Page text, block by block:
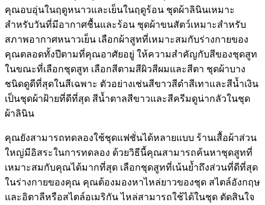
คุณอบอุ่นในฤดูหนาวและเย็นในฤดูร้อน ชุดผ้าลินินเหมาะ
สำหรับวันที่มีอากาศชื้นและร้อน ชุดผ้าขนสัตว์เหมาะสำหรับ
สภาพอากาศหนาวเย็น เลือกผ้าสูทที่เหมาะสมกับร่างกายของ
คุณตลอดทั้งปีตามที่คุณอาศัยอยู่ ให้ความสำคัญกับสีของชุดสูท
ในขณะที่เลือกชุดสูท เลือกสีตามสีผิวสีผมและสีตา ชุดผ้าบาง
ชนิดดูดีที่สุดในสีเฉพาะ ตัวอย่างเช่นสีขาวสีดำสีเทาและสีน้ำเงิน
เป็นชุดผ้าฝ้ายที่ดีที่สุด สีน้ำตาลสีขาวและสีครีมดูน่ากลัวในชุด
ผ้าลินิน
คุณยังสามารถทดลองใช้ชุดแฟชั่นได้หลายแบบ ร้านเสื้อผ้าส่วน
ใหญ่มีอิสระในการทดลอง ด้วยวิธีนี้คุณสามารถค้นหาชุดสูทที่
เหมาะสมกับคุณได้มากที่สุด เลือกชุดสูทที่เน้นย้ำถึงส่วนที่ดีที่สุด
ในร่างกายของคุณ คุณต้องมองหาไหล่ยาวของชุด สไตล์อังกฤษ
และอิตาลีหรือสไตล์อเมริกัน ไหล่สามารถใช้ได้ในชุด ตัดสินใจ